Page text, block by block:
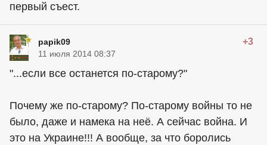
первый съест.
papik09 +3
11 июля 2014 08:37
"...если все останется по-старому?"
Почему же по-старому? По-старому войны то не
было, даже и намека на неё. А сейчас война. И
это на Украине!!! А вообще, за что боролись